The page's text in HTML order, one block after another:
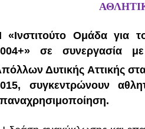
«Ινστιτούτο Ομάδα για
σε συνεργασία με
Δυτικής Αττικής
συγκεντρώνουν